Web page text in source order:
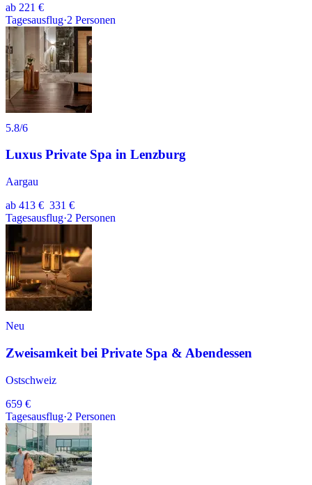
ab 221 €
Tagesausflug·2 Personen
5.8/6
Luxus Private Spa in Lenzburg
Aargau
ab 413 € 331 €
Tagesausflug·2 Personen
Neu
Zweisamkeit bei Private Spa & Abendessen
Ostschweiz
659 €
Tagesausflug·2 Personen